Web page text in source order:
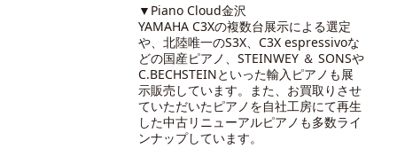
▼Piano Cloud金沢
YAMAHA C3Xの複数台展示による選定
や、北陸唯一のS3X、C3X espressivoな
どの国産ピアノ、STEINWEY ＆ SONSや
C.BECHSTEINといった輸入ピアノも展
示販売しています。また、お買取りさせ
ていただいたピアノを自社工房にて再生
した中古リニューアルピアノも多数ライ
ンナップしています。